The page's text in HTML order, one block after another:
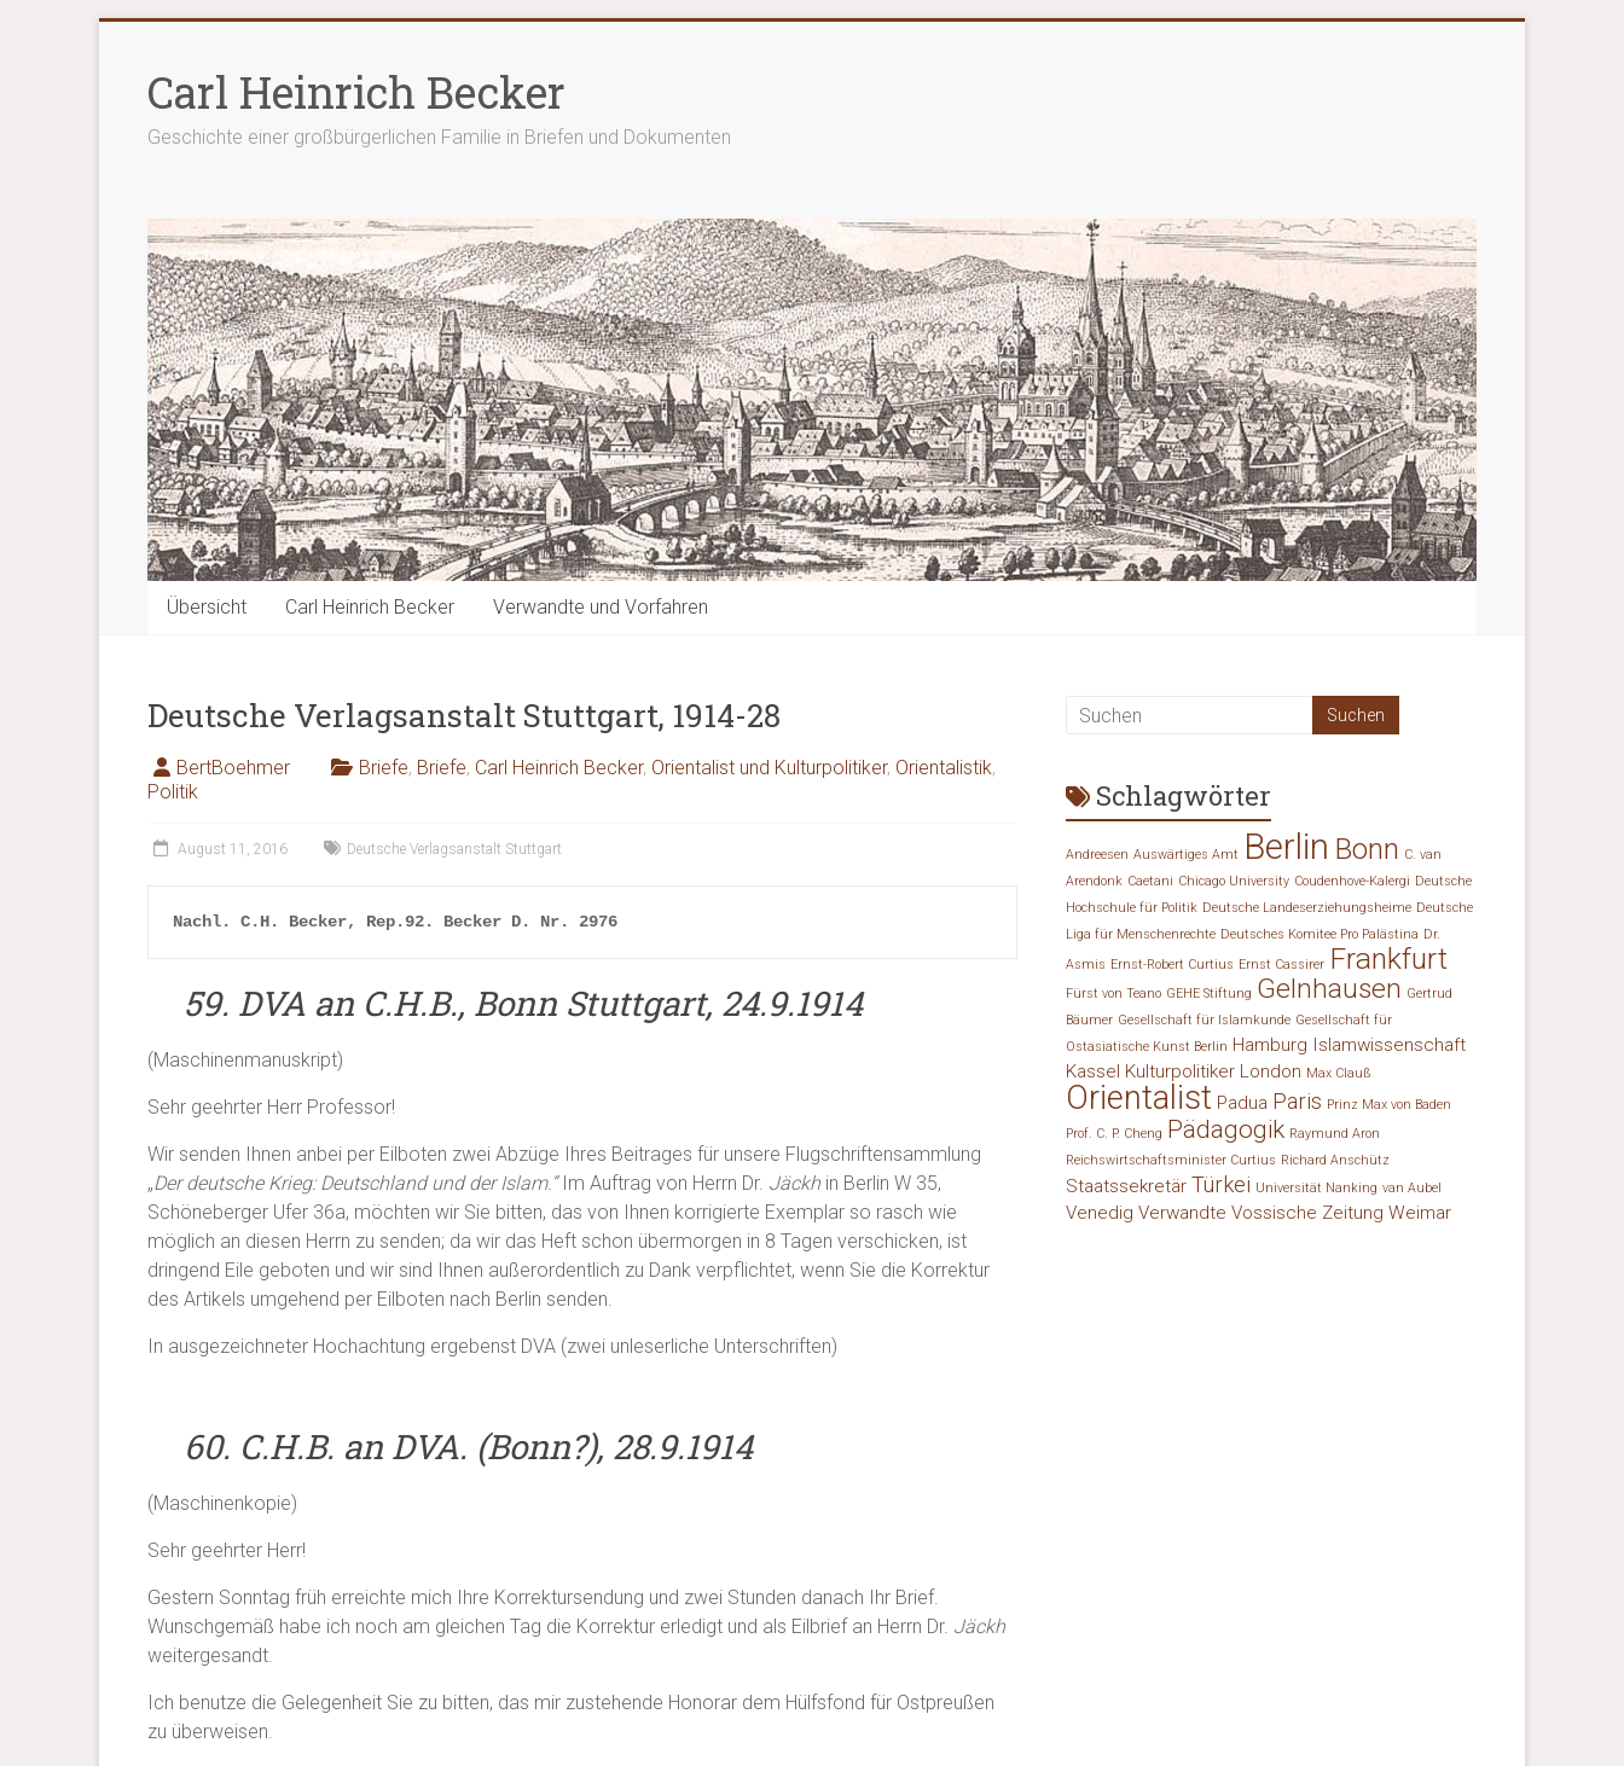
springenCarl Heinrich Becker
Geschichte einer großbürgerlichen Familie in Briefen und Dokumenten
Übersicht Carl Heinrich Becker Verwandte und Vorfahren
Deutsche Verlagsanstalt Stuttgart, 1914-28
BertBoehmer Briefe, Briefe, Carl Heinrich Becker, Orientalist und Kulturpolitiker, Orientalistik,
Politik
August 11, 2016 Deutsche Verlagsanstalt Stuttgart
Nachl. C.H. Becker, Rep.92. Becker D. Nr. 2976
59. DVA an C.H.B., Bonn Stuttgart, 24.9.1914
(Maschinenmanuskript)
Sehr geehrter Herr Professor!
Wir senden Ihnen anbei per Eilboten zwei Abzüge Ihres Beitrages für unsere Flugschriftensammlung
„Der deutsche Krieg: Deutschland und der Islam.“Im Auftrag von Herrn Dr. Jäckh in Berlin W 35,
Schöneberger Ufer 36a, möchten wir Sie bitten, das von Ihnen korrigierte Exemplar so rasch wie
möglich an diesen Herrn zu senden; da wir das Heft schon übermorgen in 8 Tagen verschicken, ist
dringend Eile geboten und wir sind Ihnen außerordentlich zu Dank verpflichtet, wenn Sie die Korrektur
des Artikels umgehend per Eilboten nach Berlin senden.
In ausgezeichneter Hochachtung ergebenst DVA (zwei unleserliche Unterschriften)
60. C.H.B. an DVA. (Bonn?), 28.9.1914
(Maschinenkopie)
Sehr geehrter Herr!
Gestern Sonntag früh erreichte mich Ihre Korrektursendung und zwei Stunden danach Ihr Brief.
Wunschgemäß habe ich noch am gleichen Tag die Korrektur erledigt und als Eilbrief an Herrn Dr. Jäckh
weitergesandt.
Ich benutze die Gelegenheit Sie zu bitten, das mir zustehende Honorar dem Hülfsfond für Ostpreußen
zu überweisen.
Schlagwörter
Andreesen Auswärtiges Amt Berlin Bonn C. van
Arendonk Caetani Chicago University Coudenhove-Kalergi Deutsche
Hochschule für Politik Deutsche Landeserziehungsheime Deutsche
Liga für Menschenrechte Deutsches Komitee Pro Palästina Dr.
Asmis Ernst-Robert Curtius Ernst Cassirer Frankfurt
Fürst von Teano GEHE Stiftung Gelnhausen Gertrud
Bäumer Gesellschaft für Islamkunde Gesellschaft für
Ostasiatische Kunst Berlin Hamburg Islamwissenschaft
Kassel Kulturpolitiker London Max Clauß
Orientalist Padua Paris Prinz Max von Baden
Prof. C. P. Cheng Pädagogik Raymund Aron
Reichswirtschaftsminister Curtius Richard Anschütz
Staatssekretär Türkei Universität Nanking van Aubel
Venedig Verwandte Vossische Zeitung Weimar